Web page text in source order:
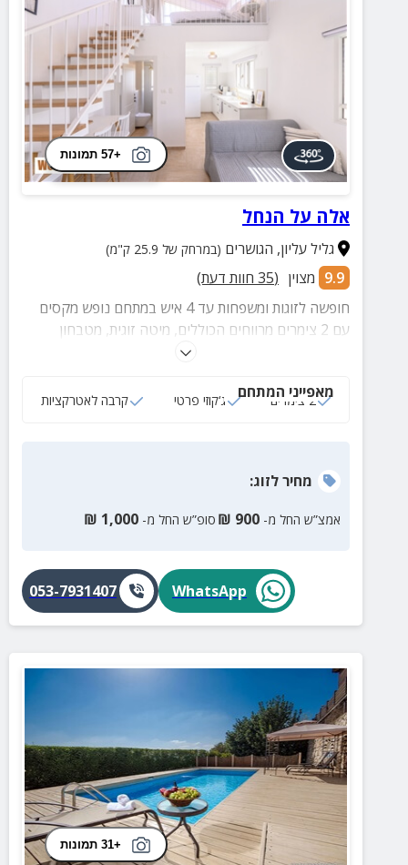
+57 תמונות
אלה על הנחל
גליל עליון, הגושרים (במרחק של 25.9 ק"מ)
9.9 מצוין (
35 חוות דעת)
חופשה לזוגות ומשפחות עד 4 איש במתחם נופש מקסים
עם 2 צימרים מרווחים הכוללים, מיטה זוגית, מטבחון
מאובזר וחצר פרטית עם ג'קוזי ספא מרווח.
מאפייני המתחם
2 צימרים ג‘קוזי פרטי קרבה לאטרקציות
מחירלזוג:
אמצ”ש החל מ- 900
₪ סופ”ש החל מ- 1,000
₪
WhatsApp
053-7931407
+31 תמונות